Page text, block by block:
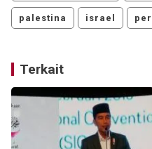
palestina israel
Terkait